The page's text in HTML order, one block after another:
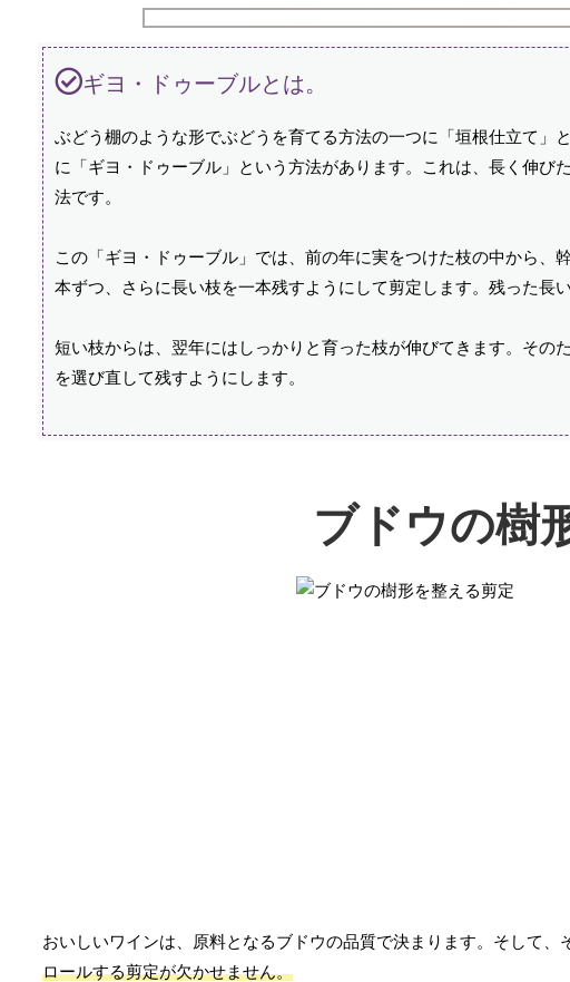
ギヨ・ドゥーブルとは。
ぶどう棚のような形でぶどうを育てる方法の一つに「垣根仕立て」
に「ギヨ・ドゥーブル」という方法があります。これは、長く伸
法です。
この「ギヨ・ドゥーブル」では、前の年に実をつけた枝の中から
本ずつ、さらに長い枝を一本残すようにして剪定します。残った長
短い枝からは、翌年にはしっかりと育った枝が伸びてきます。その
を選び直して残すようにします。
ブドウの樹
おいしいワインは、原料となるブドウの品質で決まります。そして、
ロールする剪定が欠かせません。